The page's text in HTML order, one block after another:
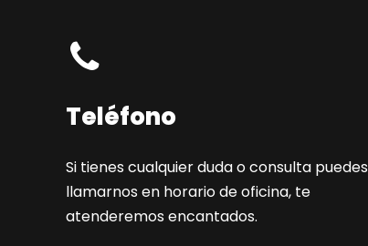
Teléfono
Si tienes cualquier duda o consulta puedes
llamarnos en horario de oficina, te
atenderemos encantados.